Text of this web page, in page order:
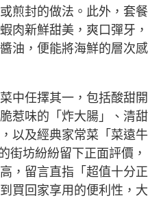
煎封的做法。此外，套餐
肉新鮮甜美，爽口彈牙，
油，便能將海鮮的層次感
中任擇其一，包括酸甜開
惹味的「炸大腸」、清甜
以及經典家常菜「菜遠牛
街坊紛紛留下正面評價，
，留言直指「超值十分正
買回家享用的便利性，大